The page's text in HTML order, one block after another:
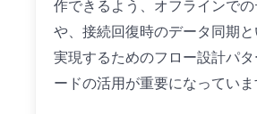
作できるよう、オフラインで
や、接続回復時のデータ同期
実現するためのフロー設計パタ
ードの活用が重要になっていま